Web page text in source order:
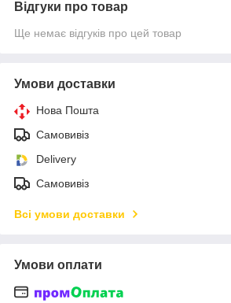
Відгуки про товар
Ще немає відгуків про цей товар
Умови доставки
Нова Пошта
Самовивіз
Delivery
Самовивіз
Всі умови доставки
Умови оплати